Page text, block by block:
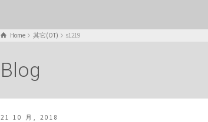
Home 其它(OT) s1219
Blog
21 10 月, 2018